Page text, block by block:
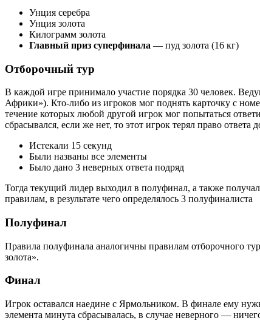
Унция серебра
Унция золота
Килограмм золота
Главный приз суперфинала — пуд золота (16 кг)
Отборочный тур
В каждой игре принимало участие порядка 30 человек.
Африки»). Кто-либо из игроков мог поднять карточку с
течение которых любой другой игрок мог попытаться
сбрасывался, если же нет, то этот игрок терял право
Истекали 15 секунд
Были названы все элементы
Было дано 3 неверных ответа подряд
Тогда текущий лидер выходил в полуфинал, а также
правилам, в результате чего определялось 3 полуфиналиста
Полуфинал
Правила полуфинала аналогичны правилам отборочного
золота».
Финал
Игрок оставался наедине с Ярмольником. В финале ему
элемента минута сбрасывалась, в случае неверного —